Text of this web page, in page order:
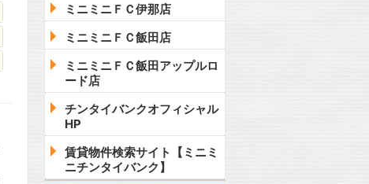
ミニミニＦＣ伊那店
ミニミニＦＣ飯田店
ミニミニＦＣ飯田アップルロ
ード店
チンタイバンクオフィシャル
HP
賃貸物件検索サイト【ミニミ
ニチンタイバンク】